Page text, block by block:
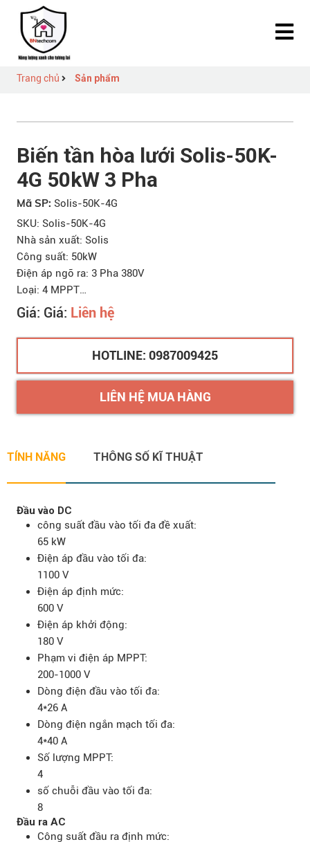
Trang chủ Sản phẩm
Biến tần hòa lưới Solis-50K-
4G 50kW 3 Pha
Mã SP: Solis-50K-4G
SKU: Solis-50K-4G
Nhà sản xuất: Solis
Công suất: 50kW
Điện áp ngõ ra: 3 Pha 380V
Loại: 4 MPPT
Chất lượng: Mới 100%
Chứng từ: CO/CQ, hóa đơn VAT
Giá: Giá: Liên hệ
HOTLINE: 0987009425
LIÊN HỆ MUA HÀNG
TÍNH NĂNG THÔNG SỐ KĨ THUẬT
Đầu vào DC
công suất đầu vào tối đa đề xuất:
65 kW
Điện áp đầu vào tối đa:
1100 V
Điện áp định mức:
600 V
Điện áp khởi động:
180 V
Phạm vi điện áp MPPT:
200-1000 V
Dòng điện đầu vào tối đa:
4*26 A
Dòng điện ngắn mạch tối đa:
4*40 A
Số lượng MPPT:
4
số chuỗi đầu vào tối đa:
8
Đầu ra AC
Công suất đầu ra định mức: